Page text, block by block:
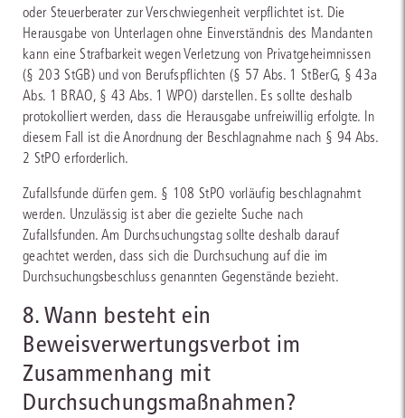
oder Steuerberater zur Verschwiegenheit verpflichtet ist. Die
Herausgabe von Unterlagen ohne Einverständnis des Mandanten
kann eine Strafbarkeit wegen Verletzung von Privatgeheimnissen
(§ 203 StGB) und von Berufspflichten (§ 57 Abs. 1 StBerG, § 43a
Abs. 1 BRAO, § 43 Abs. 1 WPO) darstellen. Es sollte deshalb
protokolliert werden, dass die Herausgabe unfreiwillig erfolgte. In
diesem Fall ist die Anordnung der Beschlagnahme nach § 94 Abs.
2 StPO erforderlich.
Zufallsfunde dürfen gem. § 108 StPO vorläufig beschlagnahmt
werden. Unzulässig ist aber die gezielte Suche nach
Zufallsfunden. Am Durchsuchungstag sollte deshalb darauf
geachtet werden, dass sich die Durchsuchung auf die im
Durchsuchungsbeschluss genannten Gegenstände bezieht.
8. Wann besteht ein
Beweisverwertungsverbot im
Zusammenhang mit
Durchsuchungsmaßnahmen?